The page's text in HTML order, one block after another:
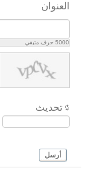
العنوان
5000 حرف متبقي
تحديث
أرسل